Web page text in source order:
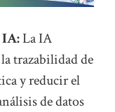
La IA
trazabilidad de
y reducir el
de datos